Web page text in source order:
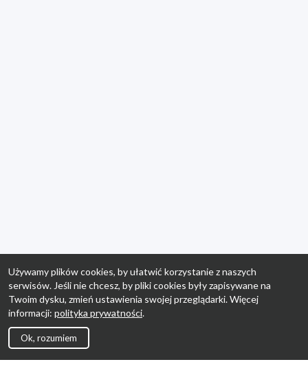
Używamy plików cookies, by ułatwić korzystanie z naszych
serwisów. Jeśli nie chcesz, by pliki cookies były zapisywane na
Twoim dysku, zmień ustawienia swojej przeglądarki. Więcej
informacji: polityka prywatności.
Ok, rozumiem